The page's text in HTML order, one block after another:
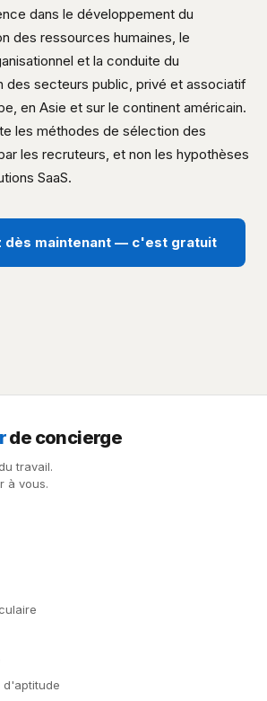
dans le développement du
des ressources humaines, le
et la conduite du
des secteurs public, privé et associatif
en Asie et sur le continent américain.
les méthodes de sélection des
les recruteurs, et non les hypothèses
SaaS.
dès maintenant — c'est gratuit
de concierge
travail.
à vous.
d'aptitude